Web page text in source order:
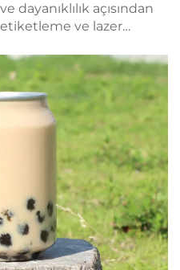
açısından
etiketleme ve lazer